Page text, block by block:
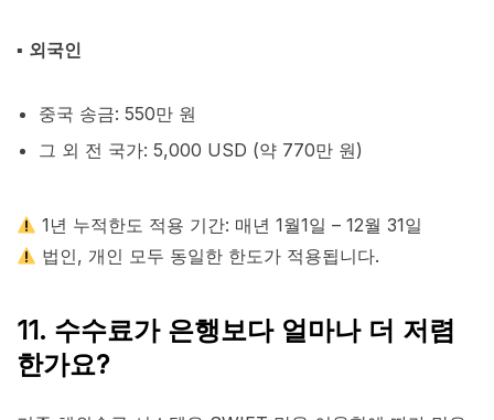
▪︎ 외국인
중국 송금: 550만 원
그 외 전 국가: 5,000 USD (약 770만 원)
1년 누적한도 적용 기간: 매년 1월1일 – 12월 31일
법인, 개인 모두 동일한 한도가 적용됩니다.
11. 수수료가 은행보다 얼마나 더 저렴
한가요?